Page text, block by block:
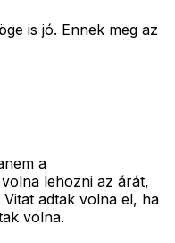
is jó. Ennek meg az
a
lehozni az árát,
adtak volna el, ha
volna.